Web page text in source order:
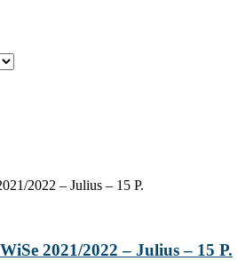
2022 – Julius – 15 P.
2021/2022 – Julius – 15 P.